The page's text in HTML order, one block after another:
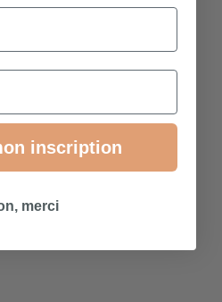
inscription
merci